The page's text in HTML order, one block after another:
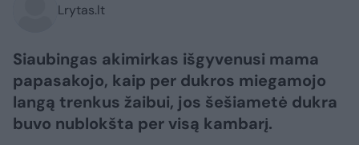
Lrytas.lt
Siaubingas akimirkas išgyvenusi mama
papasakojo, kaip per dukros miegamojo
langą trenkus žaibui, jos šešiametė dukra
buvo nublokšta per visą kambarį.